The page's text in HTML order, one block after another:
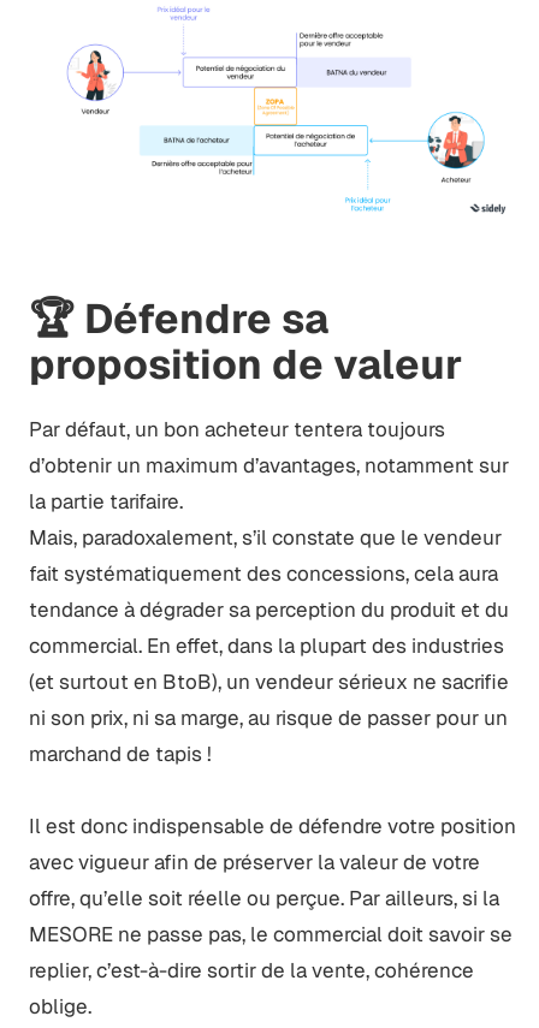
🏆 Défendre sa
proposition de valeur
Par défaut, un bon acheteur tentera toujours
d’obtenir un maximum d’avantages, notamment sur
la partie tarifaire.
Mais, paradoxalement, s’il constate que le vendeur
fait systématiquement des concessions, cela aura
tendance à dégrader sa perception du produit et du
commercial. En effet, dans la plupart des industries
(et surtout en BtoB), un vendeur sérieux ne sacrifie
ni son prix, ni sa marge, au risque de passer pour un
marchand de tapis !
Il est donc indispensable de défendre votre position
avec vigueur afin de préserver la valeur de votre
offre, qu’elle soit réelle ou perçue. Par ailleurs, si la
MESORE ne passe pas, le commercial doit savoir se
replier, c’est-à-dire sortir de la vente, cohérence
oblige.